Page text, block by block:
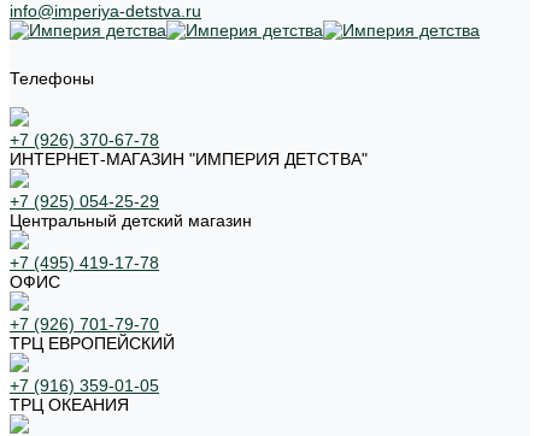
info@imperiya-detstva.ru
Телефоны
+7 (926) 370-67-78
ИНТЕРНЕТ-МАГАЗИН "ИМПЕРИЯ ДЕТСТВА"
+7 (925) 054-25-29
Центральный детский магазин
+7 (495) 419-17-78
ОФИС
+7 (926) 701-79-70
ТРЦ ЕВРОПЕЙСКИЙ
+7 (916) 359-01-05
ТРЦ ОКЕАНИЯ